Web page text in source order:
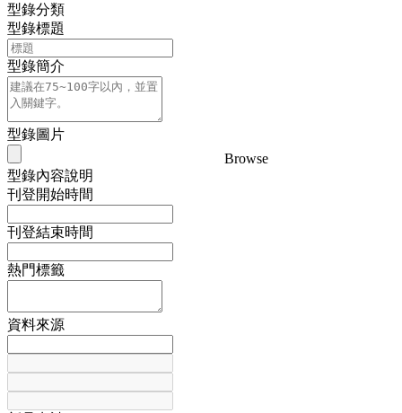
型錄分類
型錄標題
型錄簡介
型錄圖片
Browse
型錄內容說明
刊登開始時間
刊登結束時間
熱門標籤
資料來源